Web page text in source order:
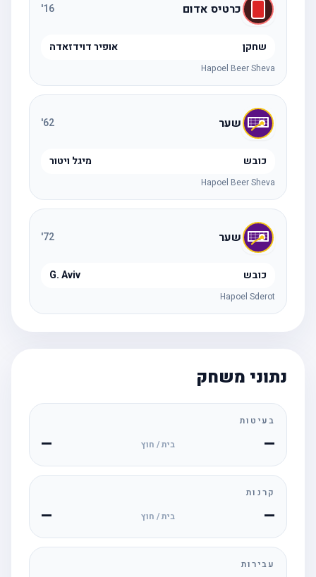
כרטיס אדום 16
'
שחקן אופיר דוידזאדה
Hapoel Beer Sheva
שער 62
'
כובש מיגל ויטור
Hapoel Beer Sheva
שער 72
'
כובש G. Aviv
Hapoel Sderot
נתוני משחק
בעיטות
— בית / חוץ —
קרנות
— בית / חוץ —
עבירות